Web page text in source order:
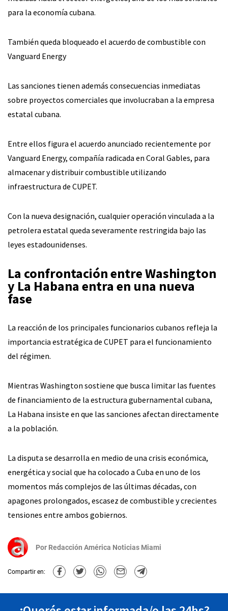
para la economía cubana.
También queda bloqueado el acuerdo de combustible con
Vanguard Energy
Las sanciones tienen además consecuencias inmediatas
sobre proyectos comerciales que involucraban a la empresa
estatal cubana.
Entre ellos figura el acuerdo anunciado recientemente por
Vanguard Energy, compañía radicada en Coral Gables, para
almacenar y distribuir combustible utilizando
infraestructura de CUPET.
Con la nueva designación, cualquier operación vinculada a la
petrolera estatal queda severamente restringida bajo las
leyes estadounidenses.
La confrontación entre Washington
y La Habana entra en una nueva
fase
La reacción de los principales funcionarios cubanos refleja la
importancia estratégica de CUPET para el funcionamiento
del régimen.
Mientras Washington sostiene que busca limitar las fuentes
de financiamiento de la estructura gubernamental cubana,
La Habana insiste en que las sanciones afectan directamente
a la población.
La disputa se desarrolla en medio de una crisis económica,
energética y social que ha colocado a Cuba en uno de los
momentos más complejos de las últimas décadas, con
apagones prolongados, escasez de combustible y crecientes
tensiones entre ambos gobiernos.
Por Redacción América Noticias Miami
Compartir en: